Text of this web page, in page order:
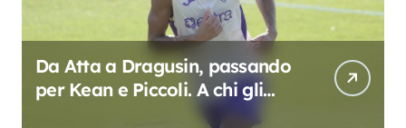
Da Atta a Dragusin, passando
per Kean e Piccoli. A chi gli
oscar del precampionato?